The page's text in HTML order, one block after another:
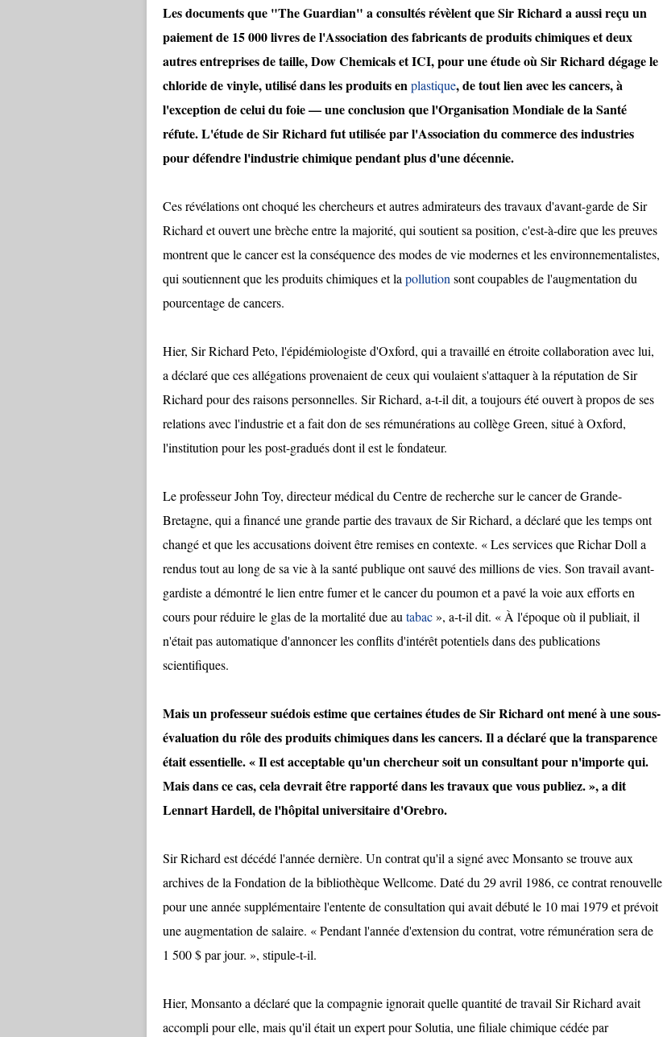
Les documents que "The Guardian" a consultés révèlent que Sir Richard a aussi reçu un
paiement de 15 000 livres de l'Association des fabricants de produits chimiques et deux
autres entreprises de taille, Dow Chemicals et ICI, pour une étude où Sir Richard dégage le
chloride de vinyle, utilisé dans les produits enplastique, de tout lien avec les cancers, à
l'exception de celui du foie — une conclusion que l'Organisation Mondiale de la Santé
réfute. L'étude de Sir Richard fut utilisée par l'Association du commerce des industries
pour défendre l'industrie chimique pendant plus d'une décennie.
Ces révélations ont choqué les chercheurs et autres admirateurs des travaux d'avant-garde de Sir
Richard et ouvert une brèche entre la majorité, qui soutient sa position, c'est-à-dire que les preuves
montrent que le cancer est la conséquence des modes de vie modernes et les environnementalistes,
qui soutiennent que les produits chimiques et la pollution sont coupables de l'augmentation du
pourcentage de cancers.
Hier, Sir Richard Peto, l'épidémiologiste d'Oxford, qui a travaillé en étroite collaboration avec lui,
a déclaré que ces allégations provenaient de ceux qui voulaient s'attaquer à la réputation de Sir
Richard pour des raisons personnelles. Sir Richard, a-t-il dit, a toujours été ouvert à propos de ses
relations avec l'industrie et a fait don de ses rémunérations au collège Green, situé à Oxford,
l'institution pour les post-gradués dont il est le fondateur.
Le professeur John Toy, directeur médical du Centre de recherche sur le cancer de Grande-
Bretagne, qui a financé une grande partie des travaux de Sir Richard, a déclaré que les temps ont
changé et que les accusations doivent être remises en contexte. « Les services que Richar Doll a
rendus tout au long de sa vie à la santé publique ont sauvé des millions de vies. Son travail avant-
gardiste a démontré le lien entre fumer et le cancer du poumon et a pavé la voie aux efforts en
cours pour réduire le glas de la mortalité due au tabac», a-t-il dit. « À l'époque où il publiait, il
n'était pas automatique d'annoncer les conflits d'intérêt potentiels dans des publications
scientifiques.
Mais un professeur suédois estime que certaines études de Sir Richard ont mené à une sous-
évaluation du rôle des produits chimiques dans les cancers. Il a déclaré que la transparence
était essentielle. « Il est acceptable qu'un chercheur soit un consultant pour n'importe qui.
Mais dans ce cas, cela devrait être rapporté dans les travaux que vous publiez. », a dit
Lennart Hardell, de l'hôpital universitaire d'Orebro.
Sir Richard est décédé l'année dernière. Un contrat qu'il a signé avec Monsanto se trouve aux
archives de la Fondation de la bibliothèque Wellcome. Daté du 29 avril 1986, ce contrat renouvelle
pour une année supplémentaire l'entente de consultation qui avait débuté le 10 mai 1979 et prévoit
une augmentation de salaire. « Pendant l'année d'extension du contrat, votre rémunération sera de
1 500 $ par jour. », stipule-t-il.
Hier, Monsanto a déclaré que la compagnie ignorait quelle quantité de travail Sir Richard avait
accompli pour elle, mais qu'il était un expert pour Solutia, une filiale chimique cédée par